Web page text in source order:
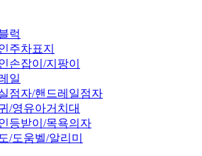
럭
주차표지
손잡이/지팡이
일
점자/핸드레일점자
/영유아거치대
등받이/목욕의자
/도움벨/알리미